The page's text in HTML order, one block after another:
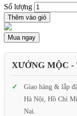
Số lượng
Thêm vào giỏ
Mua ngay
XƯỞNG MỘC -
Giao hàng & lắp
Hà Nội, Hồ Chí
Nai.